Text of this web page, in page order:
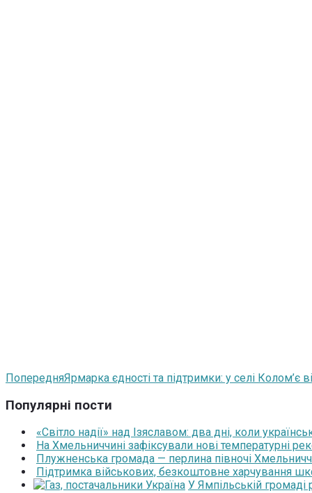
ПопередняЯрмарка єдності та підтримки: у селі
Популярні пости
«Світло надії» над Ізяславом: два дні, коли
На Хмельниччині зафіксували нові температурні
Плужненська громада — перлина півночі
Підтримка військових, безкоштовне харчування
У Ямпільській